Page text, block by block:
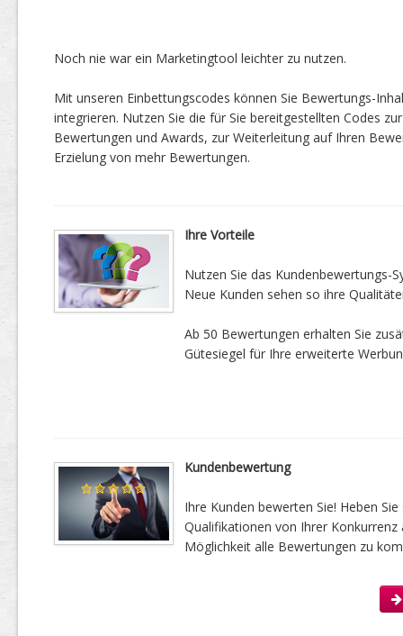
Noch nie war ein Marketingtool leichter zu nutzen.
Mit unseren Einbettungscodes können Sie Bewertungs-
integrieren. Nutzen Sie die für Sie bereitgestellten Codes
Bewertungen und Awards, zur Weiterleitung auf Ihren
Erzielung von mehr Bewertungen.
Ihre Vorteile
Nutzen Sie das Kundenbewertungs-
Neue Kunden sehen so ihre
Ab 50 Bewertungen erhalten Sie
Gütesiegel für Ihre erweiterte
Kundenbewertung
Ihre Kunden bewerten Sie! Heben
Qualifikationen von Ihrer Konkurrenz
Möglichkeit alle Bewertungen zu